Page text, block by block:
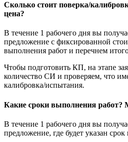
Сколько стоит поверка/
цена?
В течение 1 рабочего дня вы
предложение с фиксированной
выполнения работ и перечнем
Чтобы подготовить КП, на этапе
количество СИ и проверяем, что
калибровка/испытания.
Какие сроки выполнения работ?
В течение 1 рабочего дня вы
предложение, где будет указан